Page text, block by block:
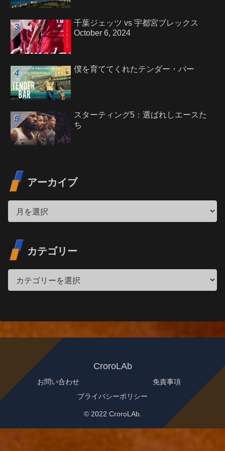
千葉ジェッツ vs 宇都宮ブレックス
October 6, 2024
僕を育ててくれたテンダー・バー
スターティング5：選ばれしエースた
ち
アーカイブ
カテゴリー
CroroLAb
お問い合わせ
免責事項
プライバシーポリシー
© 2022 CroroLAb.